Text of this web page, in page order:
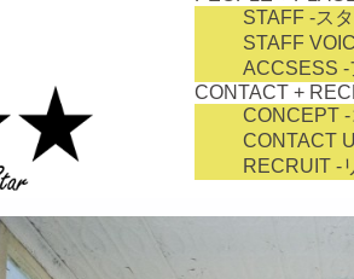
STAFF -ス
STAFF
ACCSESS -
CONTACT +
CONCEPT -
CONTACT
RECRUIT -